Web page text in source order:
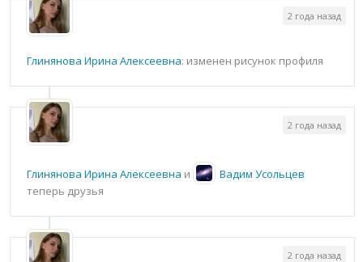
Глинянова Ирина Алексеевна: изменен рисунок профиля
2 года назад
Глинянова Ирина Алексеевна и
Вадим Усольцев
теперь друзья
2 года назад
2 года назад